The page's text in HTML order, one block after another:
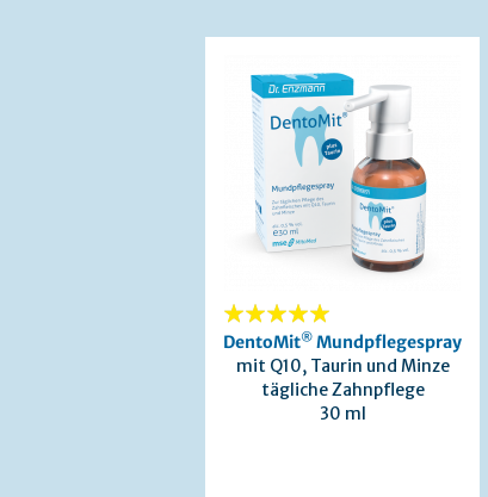
100%
DentoMit® Mundpflegespray
mit Q10, Taurin und Minze
tägliche Zahnpflege
30 ml